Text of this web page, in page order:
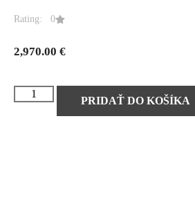
Rating: 0
2,970.00 €
PRIDAŤ DO KOŠÍKA